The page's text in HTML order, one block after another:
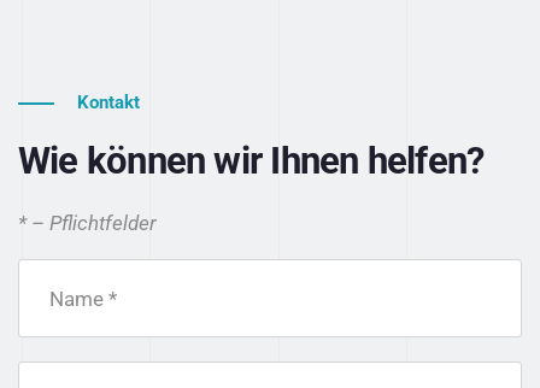
Kontakt
Wie können wir Ihnen helfen?
* – Pflichtfelder
Name *